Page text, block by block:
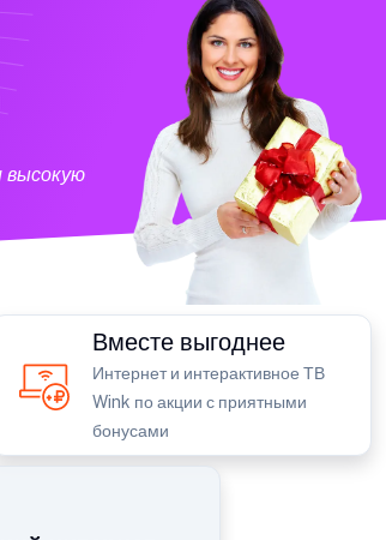
высокую
Вместе выгоднее
Интернет и интерактивное ТВ
Wink по акции с приятными
бонусами